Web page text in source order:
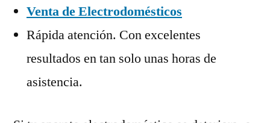
Venta de Electrodomésticos
Rápida atención. Con excelentes
resultados en tan solo unas horas de
asistencia.